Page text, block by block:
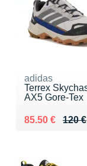
adidas
Terrex
AX5 Gore-Tex
120 €
Au lieu de 120
85.50 €
Vendu 85.50 €